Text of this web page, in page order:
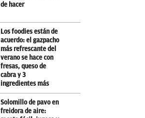
de hacer
Los foodies están de
acuerdo: el gazpacho
más refrescante del
verano se hace con
fresas, queso de
cabra y 3
ingredientes más
Solomillo de pavo en
freidora de aire: